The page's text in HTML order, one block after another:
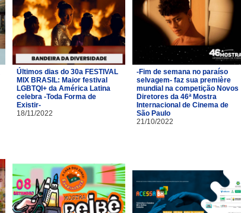
Últimos dias do 30a FESTIVAL
MIX BRASIL: Maior festival
LGBTQI+ da América Latina
celebra -Toda Forma de
Existir-
18/11/2022
-Fim de semana no paraíso
selvagem- faz sua première
mundial na competição Novos
Diretores da 46ª Mostra
Internacional de Cinema de
São Paulo
21/10/2022